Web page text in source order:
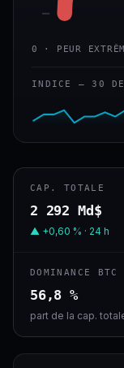
0 · PEUR
INDICE — 30
CAP. TOTALE
2 292 Md$
▲ +0,60 % · 24 h
DOMINANCE BTC
56,8 %
part de la cap.